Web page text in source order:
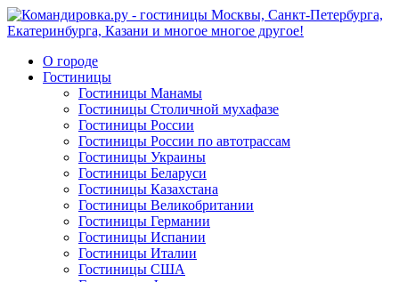
О городе
Гостиницы
Гостиницы Манамы
Гостиницы Столичной мухафазе
Гостиницы России
Гостиницы России по автотрассам
Гостиницы Украины
Гостиницы Беларуси
Гостиницы Казахстана
Гостиницы Великобритании
Гостиницы Германии
Гостиницы Испании
Гостиницы Италии
Гостиницы США